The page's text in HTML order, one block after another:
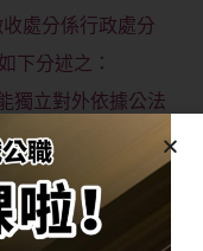
處分係行政處分
下分述之：
獨立對外依據公法
序法第2條第2項
定程序徵收河川沿